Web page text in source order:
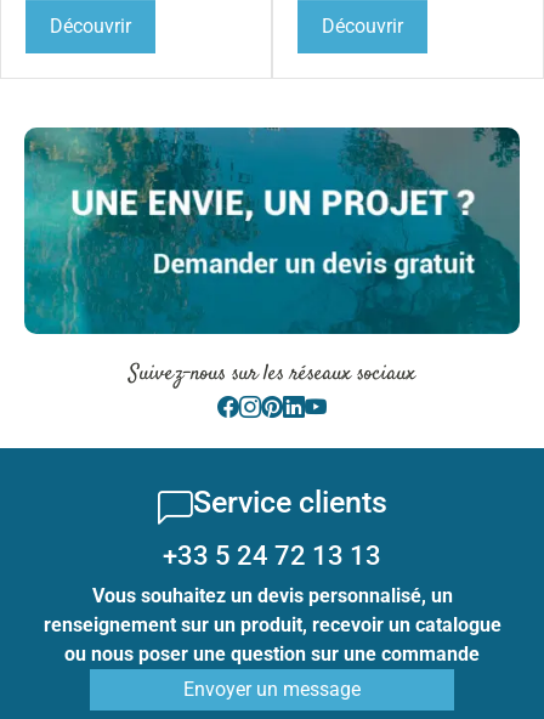
Découvrir Découvrir
Suivez-nous sur les réseaux sociaux
Service clients
+33 5 24 72 13 13
Vous souhaitez un devis personnalisé, un
renseignement sur un produit, recevoir un catalogue
ou nous poser une question sur une commande
Envoyer un message